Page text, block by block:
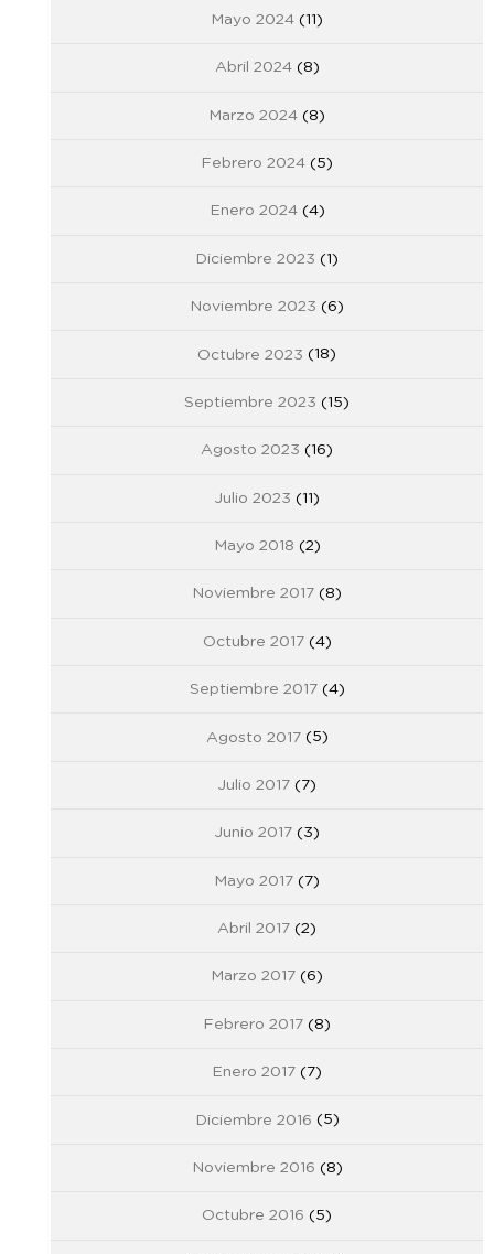
Mayo 2024 (11)
Abril 2024(8)
Marzo 2024 (8)
Febrero 2024 (5)
Enero 2024(4)
Diciembre 2023 (1)
Noviembre 2023 (6)
Octubre 2023 (18)
Septiembre 2023 (15)
Agosto 2023 (16)
Julio 2023 (11)
Mayo 2018 (2)
Noviembre 2017 (8)
Octubre 2017(4)
Septiembre 2017(4)
Agosto 2017(5)
Julio 2017 (7)
Junio 2017 (3)
Mayo 2017 (7)
Abril 2017 (2)
Marzo 2017 (6)
Febrero 2017 (8)
Enero 2017 (7)
Diciembre 2016 (5)
Noviembre 2016 (8)
Octubre 2016 (5)